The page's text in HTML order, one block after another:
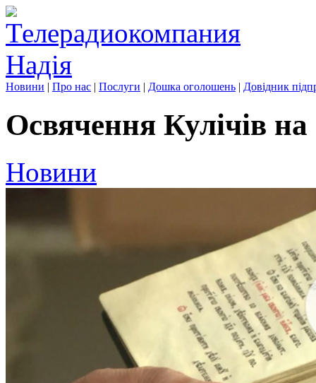
Новини | Про нас | Послуги | Дошка оголошень | Довідник
Освячення Кулічів
Новини